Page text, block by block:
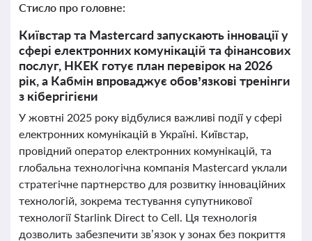
Стисло про головне:
Київстар та Mastercard запускають інновації у
сфері електронних комунікацій та фінансових
послуг, НКЕК готує план перевірок на 2026
рік, а Кабмін впроваджує обов’язкові тренінги
з кібергігієни
У жовтні 2025 року відбулися важливі події у сфері
електронних комунікацій в Україні. Київстар,
провідний оператор електронних комунікацій, та
глобальна технологічна компанія Mastercard уклали
стратегічне партнерство для розвитку інноваційних
технологій, зокрема тестування супутникової
технології Starlink Direct to Cell. Ця технологія
дозволить забезпечити зв’язок у зонах без покриття